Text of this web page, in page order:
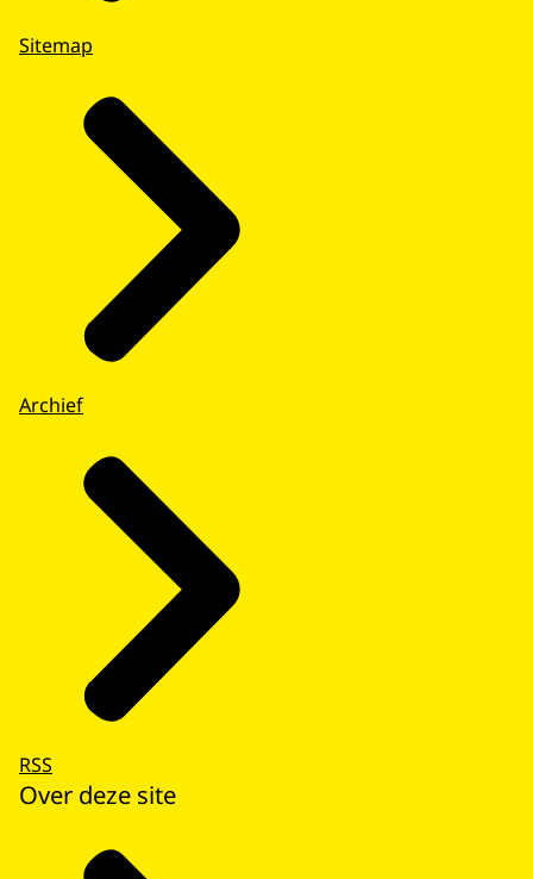
Sitemap
Archief
RSS
Over deze site